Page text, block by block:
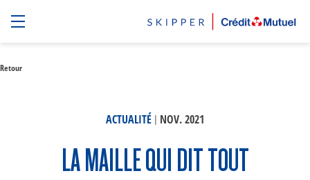
Retour
ACTUALITÉ | NOV. 2021
LA MAILLE QUI DIT TOUT